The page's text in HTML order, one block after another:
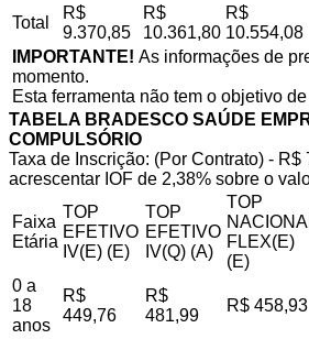
Total
R$
9.370,85
R$
10.361,80
R$
10.554,08
IMPORTANTE! As informações de
momento.
Esta ferramenta não tem o objetivo
TABELA BRADESCO SAÚDE
COMPULSÓRIO
Taxa de Inscrição: (Por Contrato) - R$
acrescentar IOF de 2,38% sobre o
Faixa
Etária
TOP
EFETIVO
IV(E) (E)
TOP
EFETIVO
IV(Q) (A)
TOP
FLEX(E)
(E)
0 a
18
anos
R$
449,76
R$
481,99
R$ 458,93